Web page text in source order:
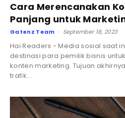
Cara Merencanakan
Panjang untuk
Gatenz Team - September 18, 2023
Hai Readers - Media sosial saat
destinasi para pemilik bisnis
konten marketing. Tujuan
trafik...